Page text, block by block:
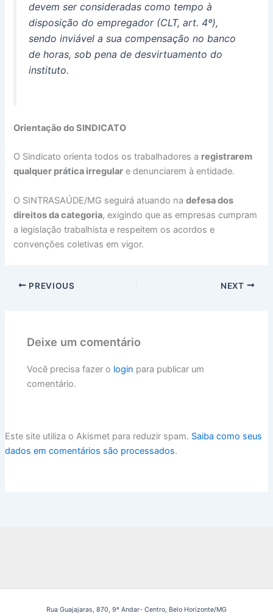
devem ser consideradas como tempo à
disposição do empregador (CLT, art. 4º),
sendo inviável a sua compensação no banco
de horas, sob pena de desvirtuamento do
instituto.
Orientação do SINDICATO
O Sindicato orienta todos os trabalhadores a registrarem
qualquer prática irregular e denunciarem à entidade.
O SINTRASAÚDE/MG seguirá atuando nadefesa dos
direitos da categoria, exigindo que as empresas cumpram
a legislação trabalhista e respeitem os acordos e
convenções coletivas em vigor.
PREVIOUS NEXT
Deixe um comentário
Você precisa fazer o login para publicar um
comentário.
Este site utiliza o Akismet para reduzir spam. Saiba como seus
dados em comentários são processados.
Rua Guajajaras, 870, 9º Andar- Centro, Belo Horizonte/MG